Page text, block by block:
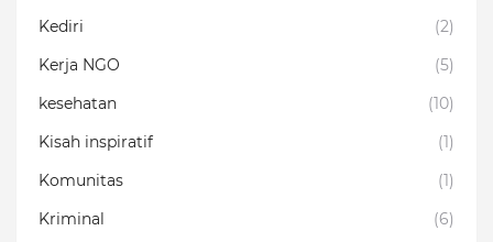
Kediri
(2)
Kerja NGO
(5)
kesehatan
(10)
Kisah inspiratif
(1)
Komunitas
(1)
Kriminal
(6)